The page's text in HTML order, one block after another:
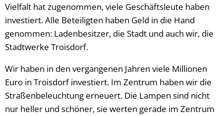
Vielfalt hat zugenommen, viele Geschäftsleute haben
investiert. Alle Beteiligten haben Geld in die Hand
genommen: Ladenbesitzer, die Stadt und auch wir, die
Stadtwerke Troisdorf.
Wir haben in den vergangenen Jahren viele Millionen
Euro in Troisdorf investiert. Im Zentrum haben wir die
Straßenbeleuchtung erneuert. Die Lampen sind nicht
nur heller und schöner, sie werten gerade im Zentrum